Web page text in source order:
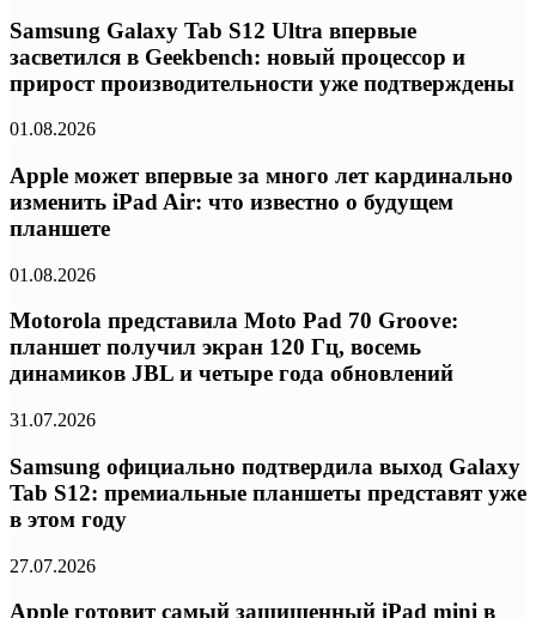
Samsung Galaxy Tab S12 Ultra впервые
засветился в Geekbench: новый процессор и
прирост производительности уже подтверждены
01.08.2026
Apple может впервые за много лет кардинально
изменить iPad Air: что известно о будущем
планшете
01.08.2026
Motorola представила Moto Pad 70 Groove:
планшет получил экран 120 Гц, восемь
динамиков JBL и четыре года обновлений
31.07.2026
Samsung официально подтвердила выход Galaxy
Tab S12: премиальные планшеты представят уже
в этом году
27.07.2026
Apple готовит самый защищенный iPad mini в